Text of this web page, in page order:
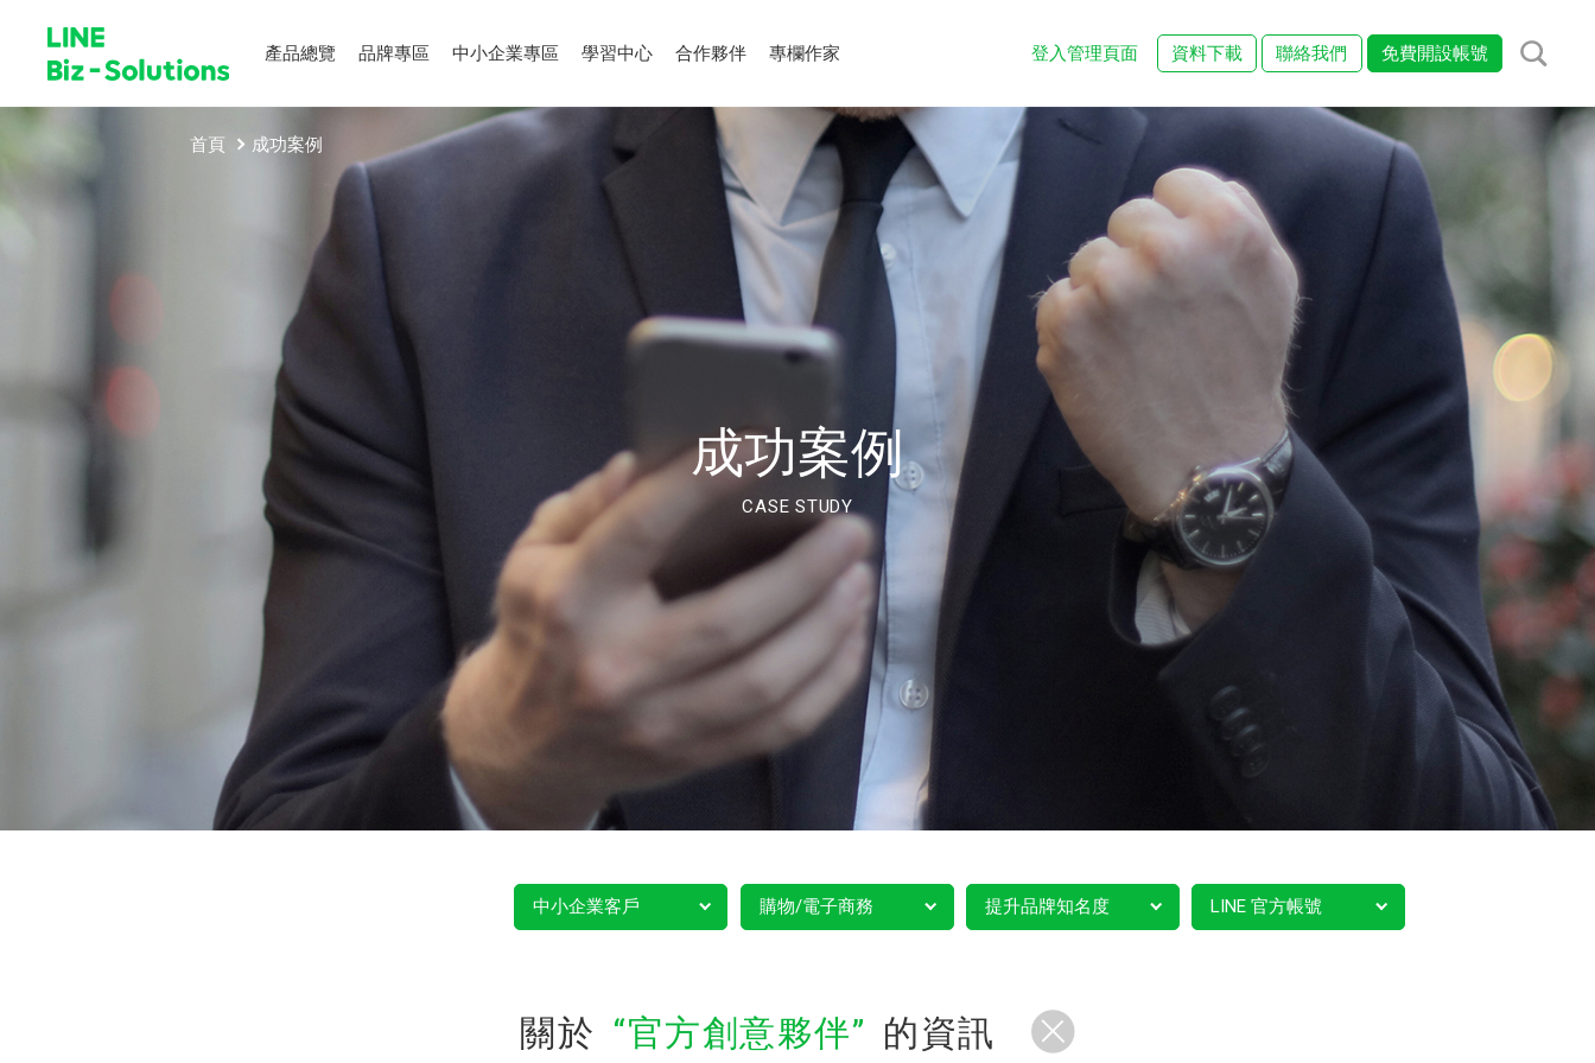
產品總覽 品牌專區 中小企業專區 學習中心 合作夥伴 專欄作家 登入管理頁面 資料下載 聯絡我們 免費開設帳號
首頁 成功案例
成功案例
CASE STUDY
中小企業客戶 購物/電子商務 提升品牌知名度 LINE 官方帳號
關於 官方創意夥伴 的資訊